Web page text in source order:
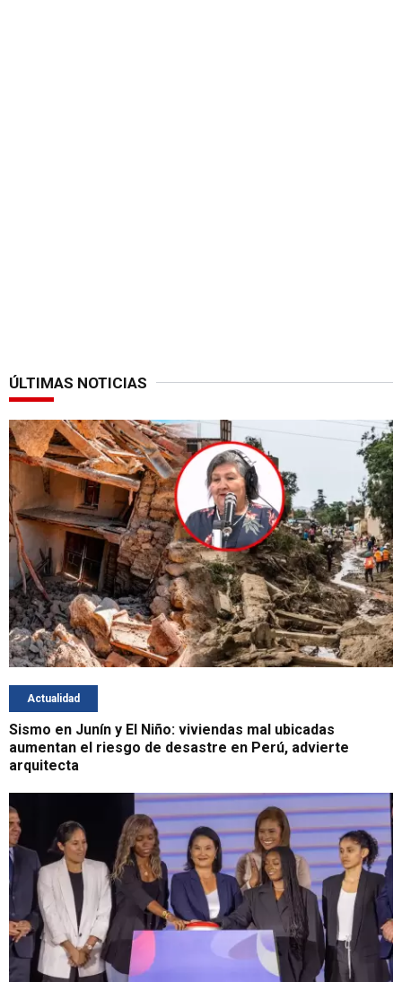
ÚLTIMAS NOTICIAS
Actualidad
Sismo en Junín y El Niño: viviendas mal ubicadas
aumentan el riesgo de desastre en Perú, advierte
arquitecta